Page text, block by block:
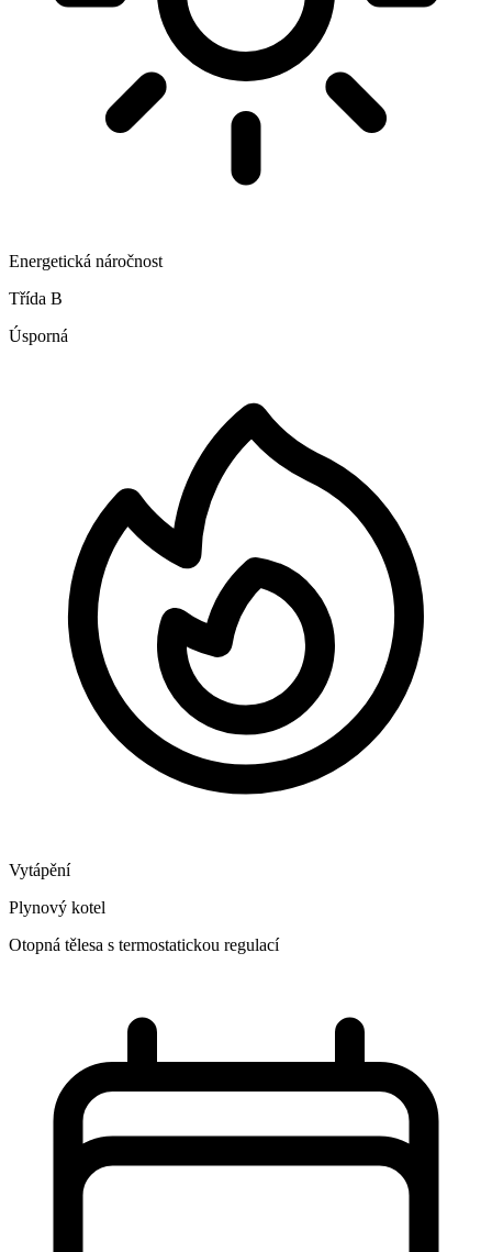
Energetická náročnost
Třída B
Úsporná
Vytápění
Plynový kotel
Otopná tělesa s termostatickou regulací